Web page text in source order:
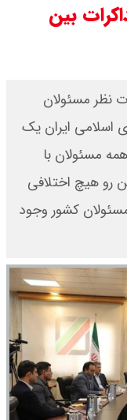
بین
نظر مسئولان
اسلامی ایران یک
مسئولان با
رو هیچ اختلافی
کشور وجود